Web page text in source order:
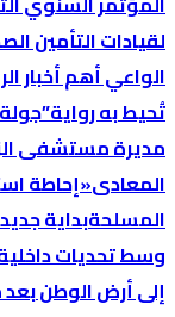
لقيادات التأمين
الواعيأهم أخبار
تُحيط به رواية”
مديرة مستشفى
المعادى«إحاطة
المسلحةبداية
وسط تحديات
إلى أرض الوطن